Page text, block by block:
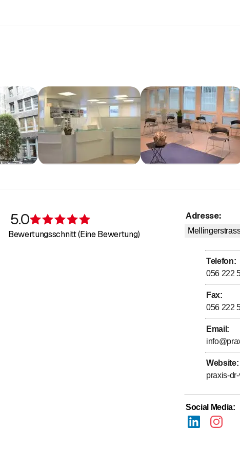
Medizintechnik garantieren wir Diagnostik und Behandlung
ganzheitliche medizinische Versorgung in angenehmer
in Dättwil 🌿
Bewertung 5 von 5 Sternen
5.0
Bewertungsschnitt (Eine Bewertung)
Adresse:
Telefon:
056 222
Fax:
056 222
Email :
Website:
praxis-
Social Media: